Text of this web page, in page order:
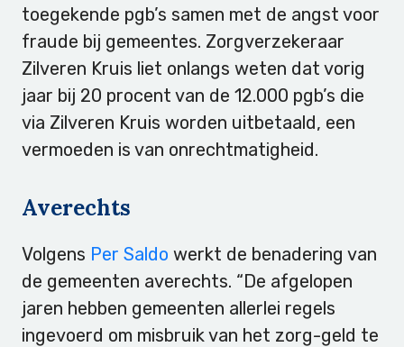
toegekende pgb’s samen met de angst voor
fraude bij gemeentes. Zorgverzekeraar
Zilveren Kruis liet onlangs weten dat vorig
jaar bij 20 procent van de 12.000 pgb’s die
via Zilveren Kruis worden uitbetaald, een
vermoeden is van onrechtmatigheid.
Averechts
Volgens Per Saldo werkt de benadering van
de gemeenten averechts. “De afgelopen
jaren hebben gemeenten allerlei regels
ingevoerd om misbruik van het zorg-geld te